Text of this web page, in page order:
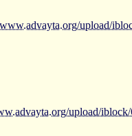
upload/
upload/